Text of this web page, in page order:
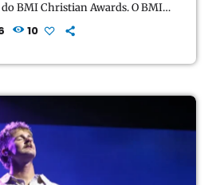
BMI Christian Awards. O BMI
premiações mais prestigiadas da
e cristã nos Estados Unidos,
10